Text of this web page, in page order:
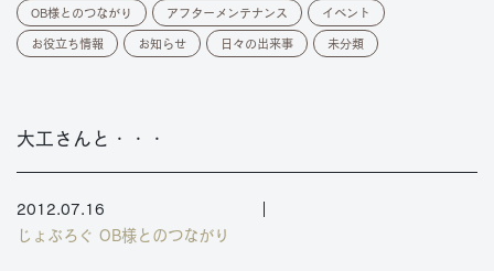
OB様とのつながり アフターメンテナンス イベント
お役立ち情報 お知らせ 日々の出来事 未分類
大工さんと・・・
2012.07.16
じょぶろぐ OB様とのつながり